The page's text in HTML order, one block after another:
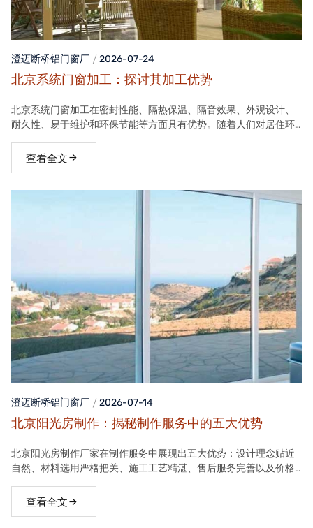
澄迈断桥铝门窗厂 2026-07-24
北京系统门窗加工：探讨其加工优势
北京系统门窗加工在密封性能、隔热保温、隔音效果、外观设计、
耐久性、易于维护和环保节能等方面具有优势。随着人们对居住环
位。查看全文
澄迈断桥铝门窗厂 2026-07-14
北京阳光房制作：揭秘制作服务中的五大优势
北京阳光房制作厂家在制作服务中展现出五大优势：设计理念贴近
自然、材料选用严格把关、施工工艺精湛、售后服务完善以及价格
查看全文